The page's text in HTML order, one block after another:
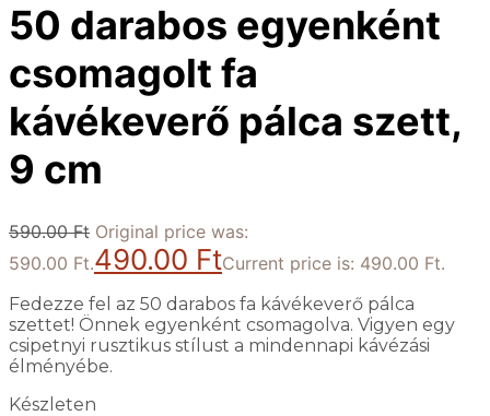
50 darabos egyenként
csomagolt fa
kávékeverő pálca szett,
9 cm
590.00Ft Original price was:
590.00 Ft.490.00 FtCurrent price is: 490.00 Ft.
Fedezze fel az 50 darabos fa kávékeverő pálca
szettet! Önnek egyenként csomagolva. Vigyen egy
csipetnyi rusztikus stílust a mindennapi kávézási
élményébe.
Készleten